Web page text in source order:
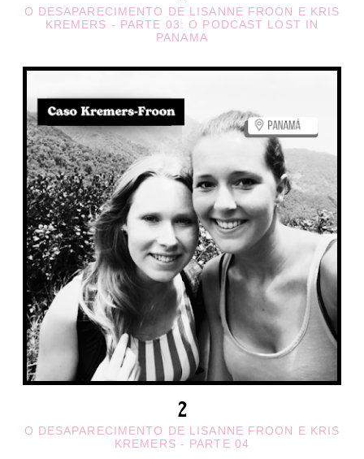
O DESAPARECIMENTO DE LISANNE FROON E KRIS
KREMERS - PARTE 03: O PODCAST LOST IN
PANAMA
O DESAPARECIMENTO DE LISANNE FROON E KRIS
KREMERS - PARTE 04